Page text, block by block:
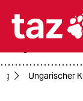
Ungarischer